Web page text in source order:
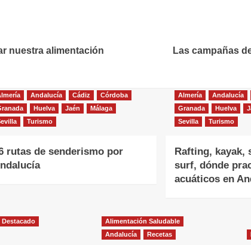
nuestra alimentación
Las campañas
Andalucía Cádiz
Córdoba
Huelva Jaén
Málaga
Turismo
rutas de senderismo por
Almería Andalucía
Granada
Huelva
Sevilla
Turismo
Rafting, kayak,
surf, dónde
acuáticos en
Destacado
Alimentación Saludable
Andalucía
Recetas